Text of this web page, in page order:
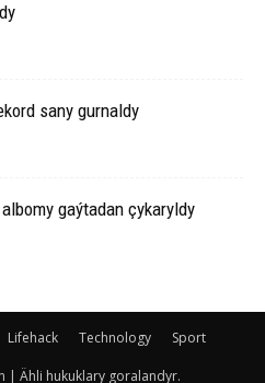
sany gurnaldy
gaýtadan çykaryldy
Lifehack Technology Sport
| Ähli hukuklary goralandyr.